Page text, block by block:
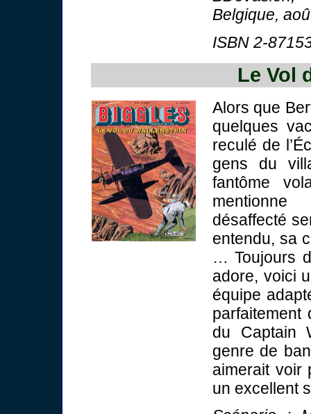
Belgique,
ISBN 2-
Le Vol
Alors que
quelques
reculé de
gens du
fantôme
mentionne
désaffecté
entendu, sa
… Toujours
adore, voici
équipe
du Captain
genre de
aimerait voir
un excellent